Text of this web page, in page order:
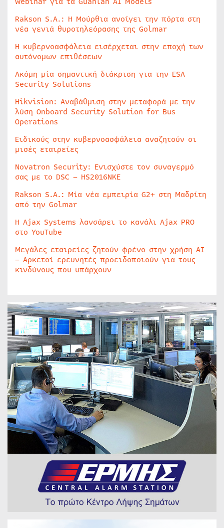
Rakson S.A.: Η Μούρθια ανοίγει την πόρτα στη
νέα γενιά θυροτηλεόρασης της Golmar
Η κυβερνοασφάλεια εισέρχεται στην εποχή των
αυτόνομων επιθέσεων
Ακόμη μία σημαντική διάκριση για την ESA
Security Solutions
Hikvision: Αναβάθμιση στην μεταφορά με την
λύση Onboard Security Solution for Bus
Operations
Ειδικούς στην κυβερνοασφάλεια αναζητούν οι
μισές εταιρείες
Novatron Security: Ενισχύστε τον συναγερμό
σας με το DSC – HS2016NKE
Rakson S.A.: Μία νέα εμπειρία G2+ στη Μαδρίτη
από την Golmar
Η Ajax Systems λανσάρει το κανάλι Ajax PRO
στο YouTube
Μεγάλες εταιρείες ζητούν φρένο στην χρήση AI
– Αρκετοί ερευνητές προειδοποιούν για τους
κινδύνους που υπάρχουν